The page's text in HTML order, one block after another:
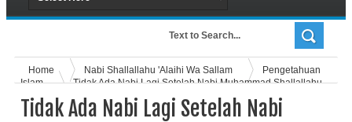
Home Nabi Shallallahu 'Alaihi Wa Sallam
Pengetahuan
Islam
Tidak Ada Nabi Lagi Setelah Nabi Muhammad Shallallahu
Tidak Ada Nabi Lagi Setelah Nabi